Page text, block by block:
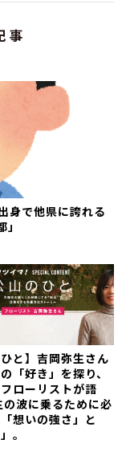
事
身で他県に誇れる
ひと】吉岡弥生さん
好き」を探り、
ローリストが語
の波に乗るために必
想いの強さ」と
。